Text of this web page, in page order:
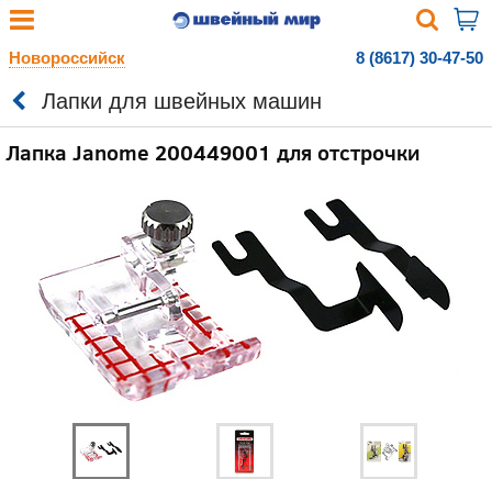
Новороссийск 8 (8617) 30-47-50
Лапки для швейных машин
Лапка Janome 200449001 для отстрочки